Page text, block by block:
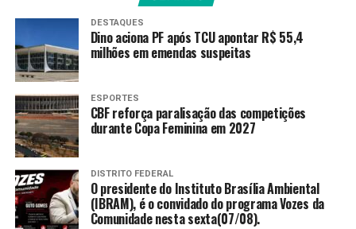
Governo federal vai construir primeiro hospital
inteligente do SUS
RECENTES
Intoxicação por metanol no interior da Bahia deixa um
morto
Amarildo Mota
DESTAQUES
Dino aciona PF após TCU apontar R$ 55,4
milhões em emendas suspeitas
ESPORTES
CBF reforça paralisação das competições
durante Copa Feminina em 2027
DISTRITO FEDERAL
O presidente do Instituto Brasília Ambiental
(IBRAM), é o convidado do programa Vozes da
Comunidade nesta sexta(07/08).